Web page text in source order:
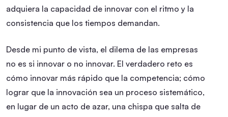
adquiera la capacidad de innovar con el ritmo y la
consistencia que los tiempos demandan.
Desde mi punto de vista, el dilema de las empresas
no es si innovar o no innovar. El verdadero reto es
cómo innovar más rápido que la competencia; cómo
lograr que la innovación sea un proceso sistemático,
en lugar de un acto de azar, una chispa que salta de